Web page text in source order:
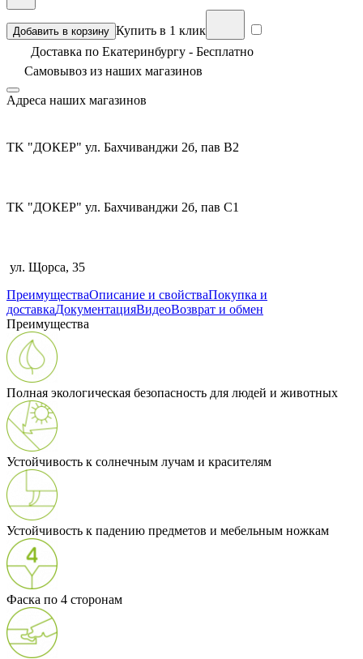
Добавить в корзину Купить в 1 клик
Доставка по Екатеринбургу - Бесплатно
Самовывоз из наших магазинов
Адреса наших магазинов
TK "ДОКЕР" ул. Бахчиванджи 2б, пав В2
TK "ДОКЕР" ул. Бахчиванджи 2б, пав С1
ул. Щорса, 35
ПреимуществаОписание и свойстваПокупка и
доставкаДокументацияВидеоВозврат и обмен
Преимущества
Полная экологическая безопасность для людей и животных
Устойчивость к солнечным лучам и красителям
Устойчивость к падению предметов и мебельным ножкам
Фаска по 4 сторонам